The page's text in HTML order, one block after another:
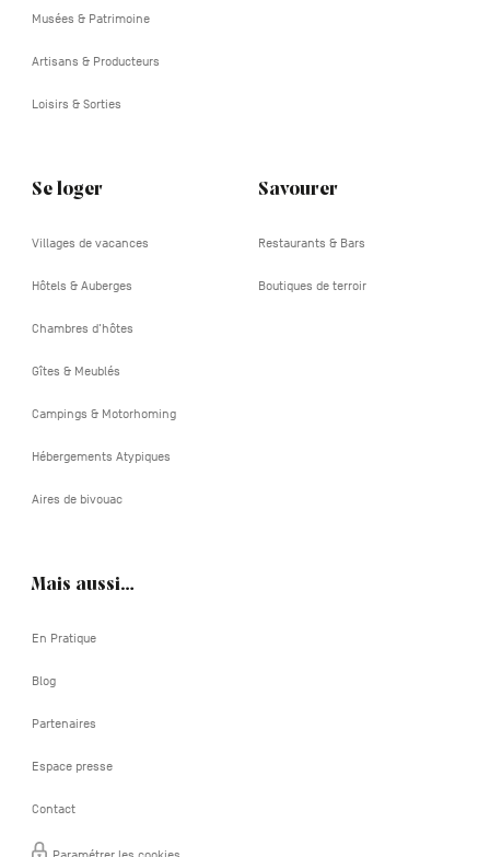
Musées & Patrimoine
Artisans & Producteurs
Loisirs & Sorties
Se loger
Villages de vacances
Hôtels & Auberges
Chambres d'hôtes
Gîtes & Meublés
Campings & Motorhoming
Hébergements Atypiques
Aires de bivouac
Savourer
Restaurants & Bars
Boutiques de terroir
Mais aussi…
En Pratique
Blog
Partenaires
Espace presse
Contact